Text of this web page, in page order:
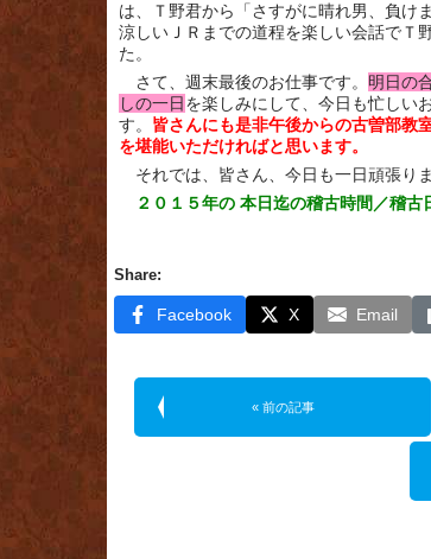
は、Ｔ野君から「さすがに晴れ男、負け
涼しいＪＲまでの道程を楽しい会話でＴ
た。
さて、週末最後のお仕事です。 明日の
しの一日を楽しみにして、今日も忙しい
す。 皆さんにも是非午後からの古曽部教
を堪能いただければと思います。
それでは、皆さん、今日も一日頑張り
２０１５年の 本日迄の稽古時間／稽古
Share:
Facebook X Email
« 前の記事